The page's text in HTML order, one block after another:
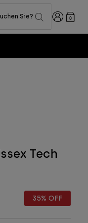
Sie? Anmelden
0
Tech
35% OFF